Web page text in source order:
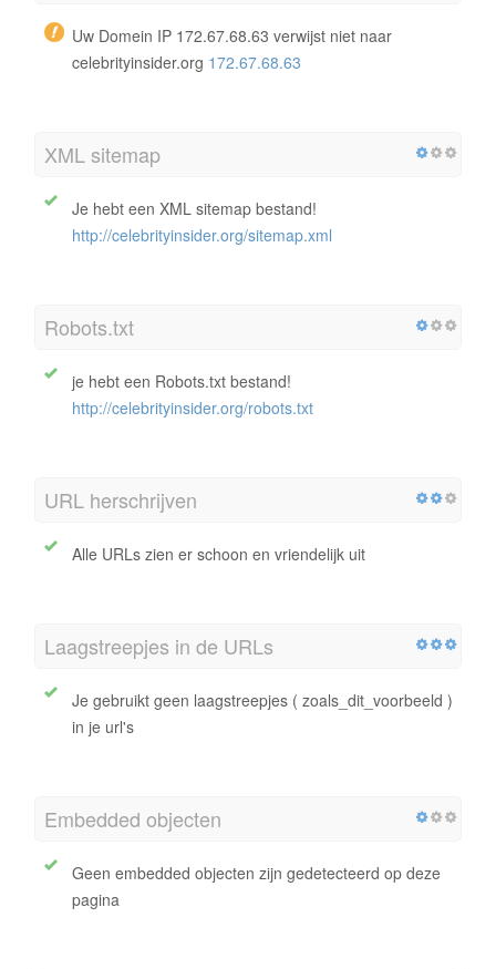
Uw Domein IP 172.67.68.63 verwijst niet naar
celebrityinsider.org 172.67.68.63
XML sitemap
Je hebt een XML sitemap bestand!
http://celebrityinsider.org/sitemap.xml
Robots.txt
je hebt een Robots.txt bestand!
http://celebrityinsider.org/robots.txt
URL herschrijven
Alle URLs zien er schoon en vriendelijk uit
Laagstreepjes in de URLs
Je gebruikt geen laagstreepjes ( zoals_dit_voorbeeld )
in je url's
Embedded objecten
Geen embedded objecten zijn gedetecteerd op deze
pagina